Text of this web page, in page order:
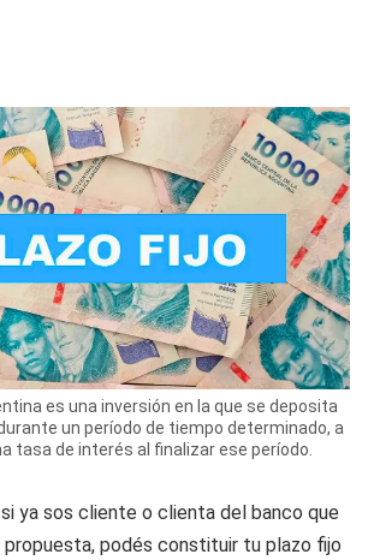
es una inversión en la que se deposita
un período de tiempo determinado, a
tasa de interés al finalizar ese período.
ya sos cliente o clienta del banco que
podés constituir tu plazo fijo